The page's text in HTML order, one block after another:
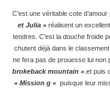
C’est une véritable cote d’amour
et Julia » réalisent un
tendres. C’est la douche froide
chutent déjà dans le
ne fera pas de prouesse lui non
brokeback mountain » .et puis
« Mission g « puisque leur